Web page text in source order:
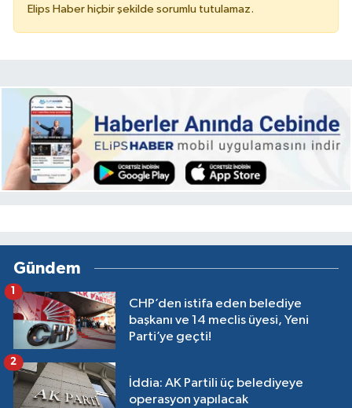
Elips Haber hiçbir şekilde sorumlu tutulamaz.
Gündem
CHP’den istifa eden belediye
başkanı ve 14 meclis üyesi, Yeni
Parti’ye geçti!
İddia: AK Partili üç belediyeye
operasyon yapılacak
2